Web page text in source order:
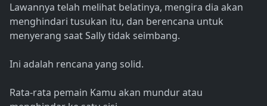
Lawannya telah melihat belatinya, mengira dia akan
menghindari tusukan itu, dan berencana untuk
menyerang saat Sally tidak seimbang.
Ini adalah rencana yang solid.
Rata-rata pemain Kamu akan mundur atau